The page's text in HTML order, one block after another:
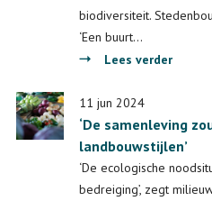
doel
zich
biodiversiteit.
‘Een buurt…
Lees verderover
voor
minder
auto’s
in
11 jun 2024
‘De samenleving
landbouwstijlen’
‘De ecologische
bedreiging’, zegt